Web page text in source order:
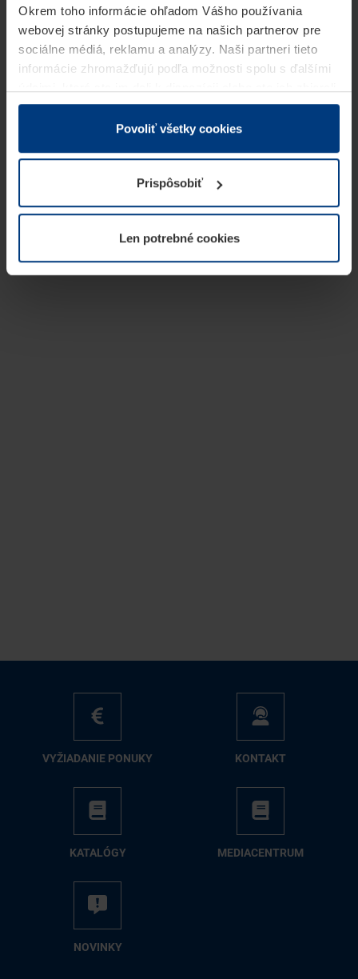
Okrem toho informácie ohľadom Vášho používania
webovej stránky postupujeme na našich partnerov pre
sociálne médiá, reklamu a analýzy. Naši partneri tieto
informácie zhromažďujú podľa možnosti spolu s ďalšími
v rámci Vášho využívania služieb.
Z právneho hľadiska môžeme cookies ukladať na Vašom
prevádzku tejto stránky. Pre všetky ostatné typy cookie
potrebujeme Vaše povolenie. Vaše povolenie môžete
kedykoľvek zmeniť alebo odvolať vo vysvetlení cookie
našej webovej stránky.
Povoliť všetky cookies
Prispôsobiť
Len potrebné cookies
VY­ŽIA­DA­NIE PO­NU­KY KON­TAKT
KA­TA­LÓ­GY ME­DIA­CEN­TRUM
NO­VIN­KY